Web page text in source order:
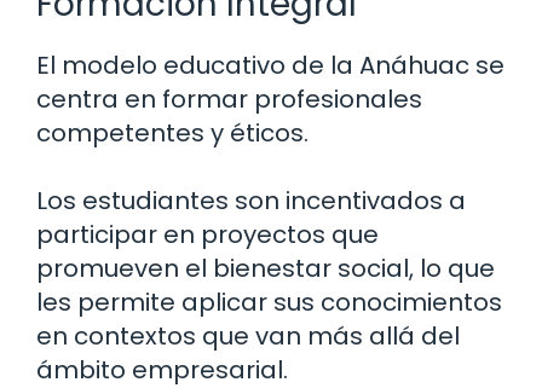
El modelo educativo de la Anáhuac se
centra en formar profesionales
competentes y éticos.
Los estudiantes son incentivados a
participar en proyectos que
promueven el bienestar social, lo que
les permite aplicar sus conocimientos
en contextos que van más allá del
ámbito empresarial.